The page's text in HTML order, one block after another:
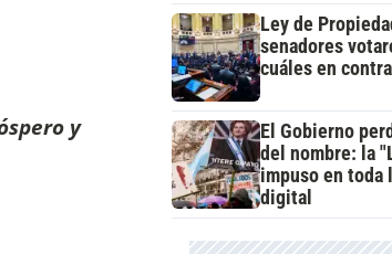
y
Ley de
senadores
cuáles en contra
El Gobierno
del nombre: la
impuso en toda
digital